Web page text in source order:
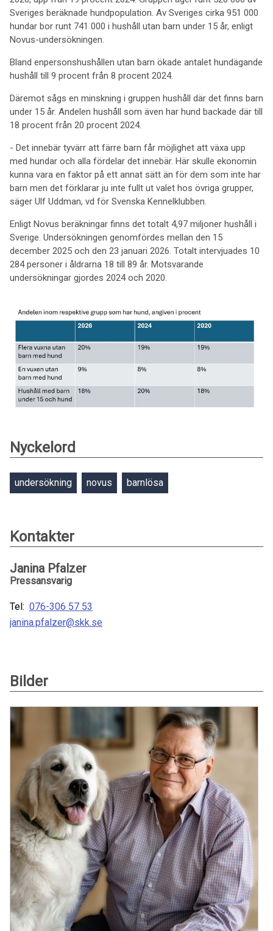
Sveriges beräknade hundpopulation. Av Sveriges cirka 951 000
hundar bor runt 741 000 i hushåll utan barn under 15 år, enligt
Novus-undersökningen.
Bland enpersonshushållen utan barn ökade antalet hundägande
hushåll till 9 procent från 8 procent 2024.
Däremot sågs en minskning i gruppen hushåll där det finns barn
under 15 år. Andelen hushåll som även har hund backade där till
18 procent från 20 procent 2024.
- Det innebär tyvärr att färre barn får möjlighet att växa upp
med hundar och alla fördelar det innebär. Här skulle ekonomin
kunna vara en faktor på ett annat sätt än för dem som inte har
barn men det förklarar ju inte fullt ut valet hos övriga grupper,
säger Ulf Uddman, vd för Svenska Kennelklubben.
Enligt Novus beräkningar finns det totalt 4,97 miljoner hushåll i
Sverige. Undersökningen genomfördes mellan den 15
december 2025 och den 23 januari 2026. Totalt intervjuades 10
284 personer i åldrarna 18 till 89 år. Motsvarande
undersökningar gjordes 2024 och 2020.
Nyckelord
undersökning novus barnlösa
Kontakter
Janina Pfalzer
Pressansvarig
Tel: 076-306 57 53
janina.pfalzer@skk.se
Bilder